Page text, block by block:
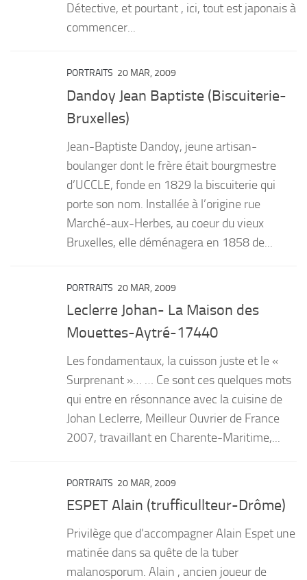
Détective, et pourtant , ici, tout est japonais à
commencer...
PORTRAITS 20 MAR, 2009
Dandoy Jean Baptiste (Biscuiterie-
Bruxelles)
Jean-Baptiste Dandoy, jeune artisan-
boulanger dont le frère était bourgmestre
d’UCCLE, fonde en 1829 la biscuiterie qui
porte son nom. Installée à l’origine rue
Marché-aux-Herbes, au coeur du vieux
Bruxelles, elle déménagera en 1858 de...
PORTRAITS 20 MAR, 2009
Leclerre Johan- La Maison des
Mouettes-Aytré-17440
Les fondamentaux, la cuisson juste et le «
Surprenant »… … Ce sont ces quelques mots
qui entre en résonnance avec la cuisine de
Johan Leclerre, Meilleur Ouvrier de France
2007, travaillant en Charente-Maritime,...
PORTRAITS 20 MAR, 2009
ESPET Alain (trufficullteur-Drôme)
Privilège que d’accompagner Alain Espet une
matinée dans sa quête de la tuber
malanosporum. Alain , ancien joueur de